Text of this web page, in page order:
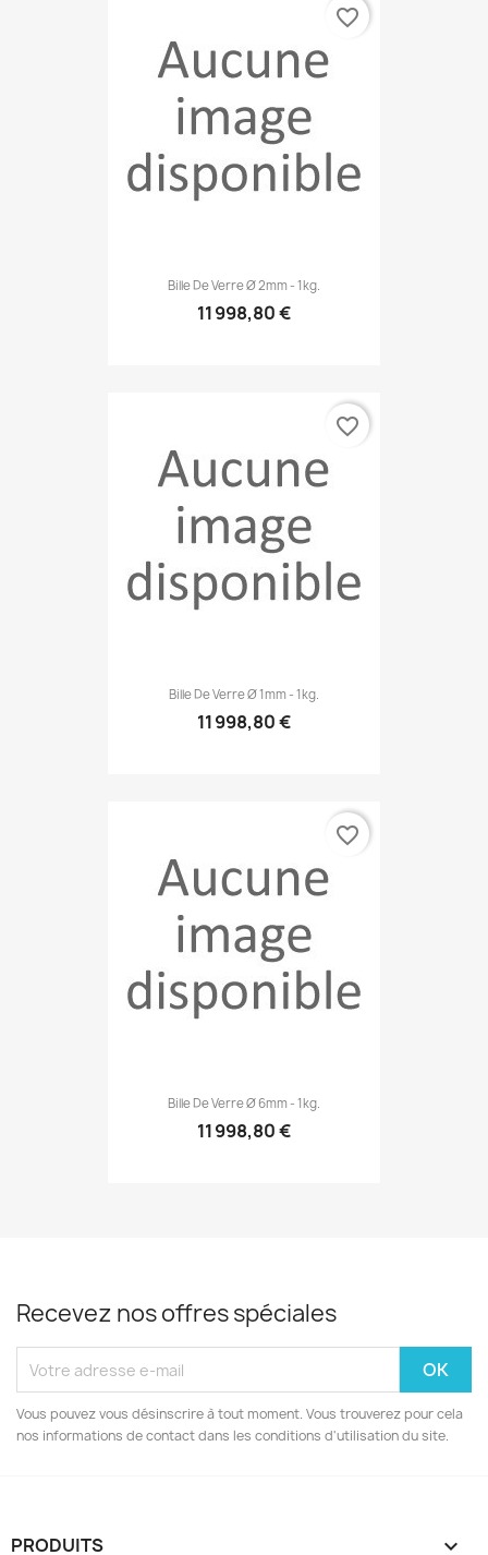
Bille De Verre Ø 2mm - 1kg.
11 998,80 €
favorite_border
Bille De Verre Ø 1mm - 1kg.
11 998,80 €
favorite_border
Bille De Verre Ø 6mm - 1kg.
11 998,80 €
favorite_border
Recevez nos offres spéciales
Vous pouvez vous désinscrire à tout moment. Vous trouverez pour cela
nos informations de contact dans les conditions d'utilisation du site.
PRODUITS 